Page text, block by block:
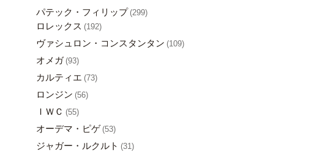
パテック・フィリップ (299)
ロレックス (192)
ヴァシュロン・コンスタンタン (109)
オメガ (93)
カルティエ (73)
ロンジン (56)
ＩＷＣ (55)
オーデマ・ピゲ (53)
ジャガー・ルクルト (31)